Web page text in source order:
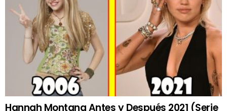
Hannah Montana Antes y Después 2021 (Serie